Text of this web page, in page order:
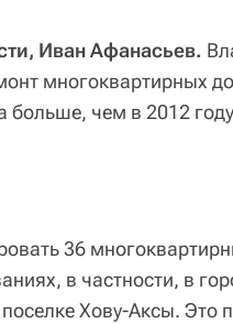
Иван Афанасьев.
многоквартирных
больше, чем в 2012
36
в частности, в
Хову-Аксы. Это